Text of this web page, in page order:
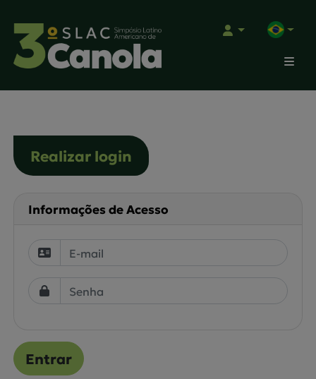
Realizar login
Informações de Acesso
* E-mail
* slac_cadastro.senha
Entrar